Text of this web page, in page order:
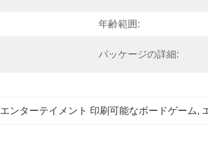
年齢範囲:
パッケージの詳細:
エンターテイメント 印刷可能なボードゲーム,